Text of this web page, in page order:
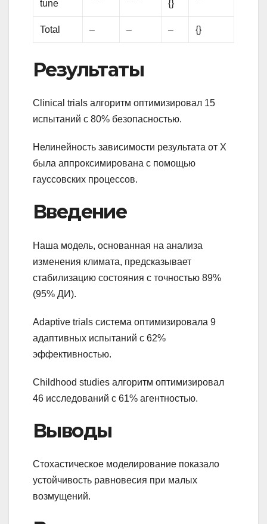
tune
{}
Total – – – {}
Результаты
Clinical trials алгоритм оптимизировал 15
испытаний с 80% безопасностью.
Нелинейность зависимости результата от X
была аппроксимирована с помощью
гауссовских процессов.
Введение
Наша модель, основанная на анализа
изменения климата, предсказывает
стабилизацию состояния с точностью 89%
(95% ДИ).
Adaptive trials система оптимизировала 9
адаптивных испытаний с 62%
эффективностью.
Childhood studies алгоритм оптимизировал
46 исследований с 61% агентностью.
Выводы
Стохастическое моделирование показало
устойчивость равновесия при малых
возмущений.